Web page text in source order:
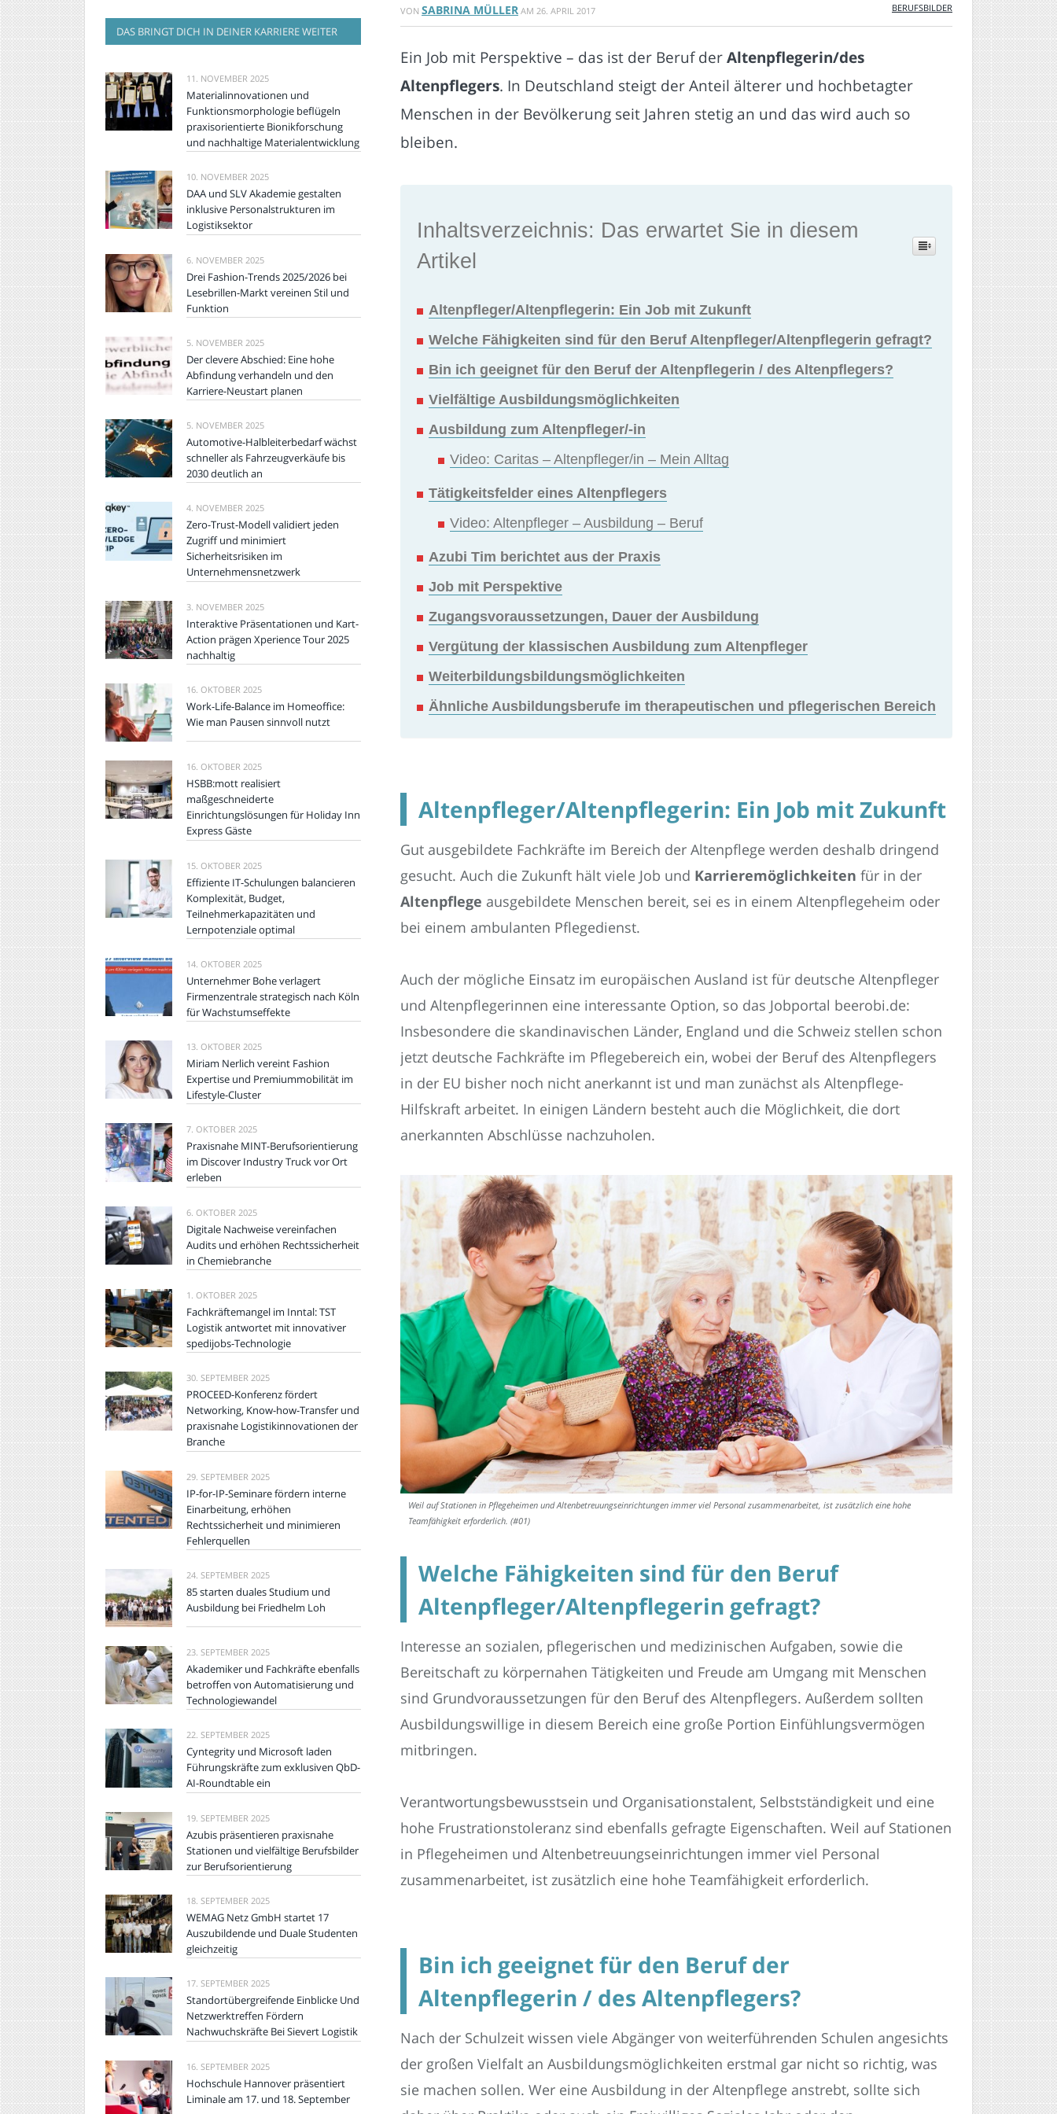
VON SABRINA MÜLLER AM 26. APRIL 2017 BERUFSBILDER
Ein Job mit Perspektive – das ist der Beruf derAltenpflegerin/des
Altenpflegers. In Deutschland steigt der Anteil älterer und hochbetagter
Menschen in der Bevölkerung seit Jahren stetig an und das wird auch so
bleiben.
Inhaltsverzeichnis: Das erwartet Sie in diesem
Artikel
Altenpfleger/Altenpflegerin: Ein Job mit Zukunft
Welche Fähigkeiten sind für den Beruf Altenpfleger/Altenpflegerin gefragt?
Bin ich geeignet für den Beruf der Altenpflegerin / des Altenpflegers?
Vielfältige Ausbildungsmöglichkeiten
Ausbildung zum Altenpfleger/-in
Video: Caritas – Altenpfleger/in – Mein Alltag
Tätigkeitsfelder eines Altenpflegers
Video: Altenpfleger – Ausbildung – Beruf
Azubi Tim berichtet aus der Praxis
Job mit Perspektive
Zugangsvoraussetzungen, Dauer der Ausbildung
Vergütung der klassischen Ausbildung zum Altenpfleger
Weiterbildungsbildungsmöglichkeiten
Ähnliche Ausbildungsberufe im therapeutischen und pflegerischen Bereich
Altenpfleger/Altenpflegerin: Ein Job mit Zukunft
Gut ausgebildete Fachkräfte im Bereich der Altenpflege werden deshalb dringend
gesucht. Auch die Zukunft hält viele Job und Karrieremöglichkeiten für in der
Altenpflege ausgebildete Menschen bereit, sei es in einem Altenpflegeheim oder
bei einem ambulanten Pflegedienst.
Auch der mögliche Einsatz im europäischen Ausland ist für deutsche Altenpfleger
und Altenpflegerinnen eine interessante Option, so das Jobportal beerobi.de:
Insbesondere die skandinavischen Länder, England und die Schweiz stellen schon
jetzt deutsche Fachkräfte im Pflegebereich ein, wobei der Beruf des Altenpflegers
in der EU bisher noch nicht anerkannt ist und man zunächst als Altenpflege-
Hilfskraft arbeitet. In einigen Ländern besteht auch die Möglichkeit, die dort
anerkannten Abschlüsse nachzuholen.
Weil auf Stationen in Pflegeheimen und Altenbetreuungseinrichtungen immer viel Personal zusammenarbeitet, ist zusätzlich eine hohe
Teamfähigkeit erforderlich. (#01)
Welche Fähigkeiten sind für den Beruf
Altenpfleger/Altenpflegerin gefragt?
Interesse an sozialen, pflegerischen und medizinischen Aufgaben, sowie die
Bereitschaft zu körpernahen Tätigkeiten und Freude am Umgang mit Menschen
sind Grundvoraussetzungen für den Beruf des Altenpflegers. Außerdem sollten
Ausbildungswillige in diesem Bereich eine große Portion Einfühlungsvermögen
mitbringen.
Verantwortungsbewusstsein und Organisationstalent, Selbstständigkeit und eine
hohe Frustrationstoleranz sind ebenfalls gefragte Eigenschaften. Weil auf Stationen
in Pflegeheimen und Altenbetreuungseinrichtungen immer viel Personal
zusammenarbeitet, ist zusätzlich eine hohe Teamfähigkeit erforderlich.
Bin ich geeignet für den Beruf der
Altenpflegerin / des Altenpflegers?
Nach der Schulzeit wissen viele Abgänger von weiterführenden Schulen angesichts
der großen Vielfalt an Ausbildungsmöglichkeiten erstmal gar nicht so richtig, was
sie machen sollen. Wer eine Ausbildung in der Altenpflege anstrebt, sollte sich
DAS BRINGT DICH IN DEINER KARRIERE WEITER
11. NOVEMBER 2025
Materialinnovationen und
Funktionsmorphologie beflügeln
praxisorientierte Bionikforschung
und nachhaltige Materialentwicklung
10. NOVEMBER 2025
DAA und SLV Akademie gestalten
inklusive Personalstrukturen im
Logistiksektor
6. NOVEMBER 2025
Drei Fashion-Trends 2025/2026 bei
Lesebrillen-Markt vereinen Stil und
Funktion
5. NOVEMBER 2025
Der clevere Abschied: Eine hohe
Abfindung verhandeln und den
Karriere-Neustart planen
5. NOVEMBER 2025
Automotive-Halbleiterbedarf wächst
schneller als Fahrzeugverkäufe bis
2030 deutlich an
4. NOVEMBER 2025
Zero-Trust-Modell validiert jeden
Zugriff und minimiert
Sicherheitsrisiken im
Unternehmensnetzwerk
3. NOVEMBER 2025
Interaktive Präsentationen und Kart-
Action prägen Xperience Tour 2025
nachhaltig
16. OKTOBER 2025
Work-Life-Balance im Homeoffice:
Wie man Pausen sinnvoll nutzt
16. OKTOBER 2025
HSBB:mott realisiert
maßgeschneiderte
Einrichtungslösungen für Holiday Inn
Express Gäste
15. OKTOBER 2025
Effiziente IT-Schulungen balancieren
Komplexität, Budget,
Teilnehmerkapazitäten und
Lernpotenziale optimal
14. OKTOBER 2025
Unternehmer Bohe verlagert
Firmenzentrale strategisch nach Köln
für Wachstumseffekte
13. OKTOBER 2025
Miriam Nerlich vereint Fashion
Expertise und Premiummobilität im
Lifestyle-Cluster
7. OKTOBER 2025
Praxisnahe MINT-Berufsorientierung
im Discover Industry Truck vor Ort
erleben
6. OKTOBER 2025
Digitale Nachweise vereinfachen
Audits und erhöhen Rechtssicherheit
in Chemiebranche
1. OKTOBER 2025
Fachkräftemangel im Inntal: TST
Logistik antwortet mit innovativer
spedijobs-Technologie
30. SEPTEMBER 2025
PROCEED-Konferenz fördert
Networking, Know-how-Transfer und
praxisnahe Logistikinnovationen der
Branche
29. SEPTEMBER 2025
IP-for-IP-Seminare fördern interne
Einarbeitung, erhöhen
Rechtssicherheit und minimieren
Fehlerquellen
24. SEPTEMBER 2025
85 starten duales Studium und
Ausbildung bei Friedhelm Loh
23. SEPTEMBER 2025
Akademiker und Fachkräfte ebenfalls
betroffen von Automatisierung und
Technologiewandel
22. SEPTEMBER 2025
Cyntegrity und Microsoft laden
Führungskräfte zum exklusiven QbD-
AI-Roundtable ein
19. SEPTEMBER 2025
Azubis präsentieren praxisnahe
Stationen und vielfältige Berufsbilder
zur Berufsorientierung
18. SEPTEMBER 2025
WEMAG Netz GmbH startet 17
Auszubildende und Duale Studenten
gleichzeitig
17. SEPTEMBER 2025
Standortübergreifende Einblicke Und
Netzwerktreffen Fördern
Nachwuchskräfte Bei Sievert Logistik
16. SEPTEMBER 2025
Hochschule Hannover präsentiert
Liminale am 17. und 18. September